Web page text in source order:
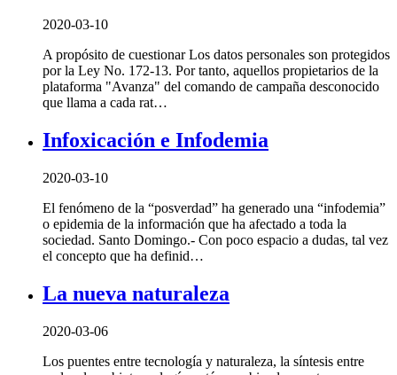
2020-03-10
A propósito de cuestionar Los datos personales son protegidos
por la Ley No. 172-13. Por tanto, aquellos propietarios de la
plataforma "Avanza" del comando de campaña desconocido
que llama a cada rat…
Infoxicación e Infodemia
2020-03-10
El fenómeno de la “posverdad” ha generado una “infodemia”
o epidemia de la información que ha afectado a toda la
sociedad. Santo Domingo.- Con poco espacio a dudas, tal vez
el concepto que ha definid…
La nueva naturaleza
2020-03-06
Los puentes entre tecnología y naturaleza, la síntesis entre